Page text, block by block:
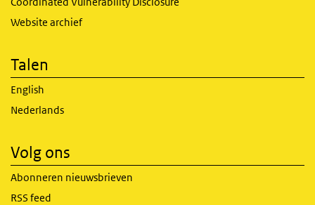
Website archief
Talen
English
Nederlands
Volg ons
Abonneren nieuwsbrieven
RSS feed